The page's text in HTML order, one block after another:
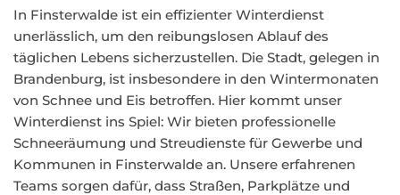
In Finsterwalde ist ein effizienter Winterdienst
unerlässlich, um den reibungslosen Ablauf des
täglichen Lebens sicherzustellen. Die Stadt, gelegen in
Brandenburg, ist insbesondere in den Wintermonaten
von Schnee und Eis betroffen. Hier kommt unser
Winterdienst ins Spiel: Wir bieten professionelle
Schneeräumung und Streudienste für Gewerbe und
Kommunen in Finsterwalde an. Unsere erfahrenen
Teams sorgen dafür, dass Straßen, Parkplätze und